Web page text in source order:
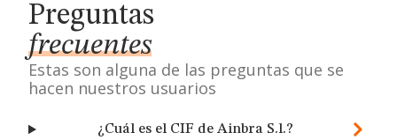
Preguntas
frecuentes
Estas son alguna de las preguntas que se
hacen nuestros usuarios
¿Cuál es el CIF de Ainbra S.l.?